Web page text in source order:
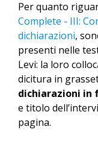
Per quanto
Complete - III:
dichiarazioni,
presenti nelle
Levi: la loro
dicitura in
dichiarazioni in
e titolo
pagina.